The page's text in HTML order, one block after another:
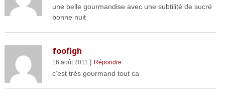
une belle gourmandise avec une subtilité de sucré
bonne nuit
foofigh
16 août 2011 | Répondre
c’est très gourmand tout ca